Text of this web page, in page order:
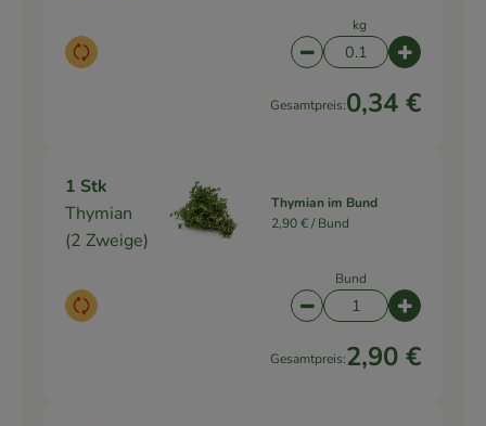
Auswahl ändern
kg
Artikelanzahl
Gesamtpreis:0,34 €
1 Stk
Thymian
(2 Zweige)
Auswahl ändern
Thymian im Bund
2,90 € /Bund
Bund
Artikelanzahl
Gesamtpreis:2,90 €